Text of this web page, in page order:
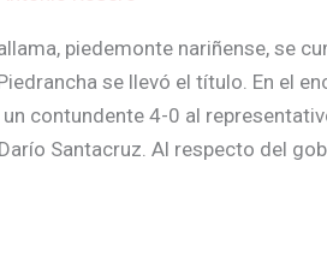
piedemonte nariñense, se
se llevó el título. En el
contundente 4-0 al
Santacruz. Al respecto del